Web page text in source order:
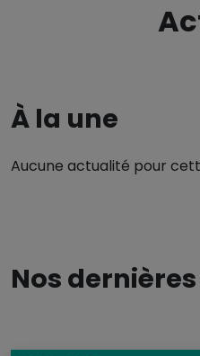
À la une
Aucune actualité pour
Nos